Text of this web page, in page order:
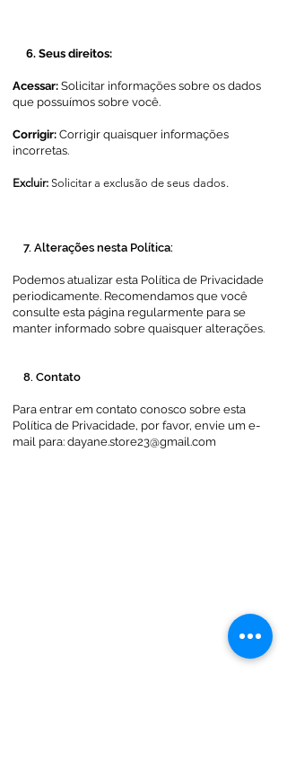
​ 6. Seus direitos:
Acessar: Solicitar informações sobre os dados
que possuímos sobre você.
Corrigir: Corrigir quaisquer informações
incorretas.
Excluir: Solicitar a exclusão de seus dados.
7. Alterações nesta Política:
​Podemos atualizar esta Política de Privacidade
periodicamente. Recomendamos que você
consulte esta página regularmente para se
manter informado sobre quaisquer alterações.
​ 8. Contato
​Para entrar em contato conosco sobre esta
Política de Privacidade, por favor, envie um e-
mail para: dayane.store23@gmail.com